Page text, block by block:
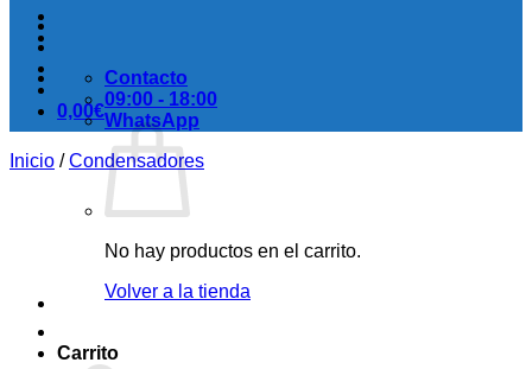
0,00€
No hay productos en el carrito.
Volver a la tienda
Carrito
Contacto
09:00 - 18:00
WhatsApp
Inicio / Condensadores